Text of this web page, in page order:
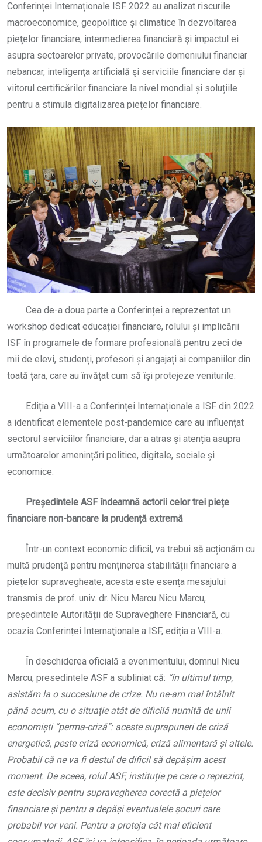
Conferinței Internaționale ISF 2022 au analizat riscurile
macroeconomice, geopolitice și climatice în dezvoltarea
pieţelor financiare, intermedierea financiară şi impactul ei
asupra sectoarelor private, provocările domeniului financiar
nebancar, inteligenţa artificială şi serviciile financiare dar și
viitorul certificărilor financiare la nivel mondial și soluțiile
pentru a stimula digitalizarea piețelor financiare.
Cea de-a doua parte a Conferinței a reprezentat un
workshop dedicat educației financiare, rolului și implicării
ISF în programele de formare profesională pentru zeci de
mii de elevi, studenți, profesori și angajați ai companiilor din
toată țara, care au învățat cum să își protejeze veniturile.
Ediția a VIII-a a Conferinței Internaționale a ISF din 2022
a identificat elementele post-pandemice care au influențat
sectorul serviciilor financiare, dar a atras și atenția asupra
următoarelor amenințări politice, digitale, sociale și
economice.
Președintele ASF îndeamnă actorii celor trei piețe
financiare non-bancare la prudență extremă
Într-un context economic dificil, va trebui să acționăm cu
multă prudență pentru menținerea stabilității financiare a
piețelor supravegheate, acesta este esența mesajului
transmis de prof. univ. dr. Nicu Marcu Nicu Marcu,
președintele Autorității de Supraveghere Financiară, cu
ocazia Conferinței Internaţionale a ISF, ediția a VIII-a.
În deschiderea oficială a evenimentului, domnul Nicu
Marcu, presedintele ASF a subliniat că: “în ultimul timp,
asistăm la o succesiune de crize. Nu ne-am mai întâlnit
până acum, cu o situație atât de dificilă numită de unii
economiști “perma-criză”: aceste suprapuneri de criză
energetică, peste criză economică, criză alimentară și altele.
Probabil că ne va fi destul de dificil să depășim acest
moment. De aceea, rolul ASF, instituție pe care o reprezint,
este decisiv pentru supravegherea corectă a piețelor
financiare și pentru a depăși eventualele șocuri care
probabil vor veni. Pentru a proteja cât mai eficient